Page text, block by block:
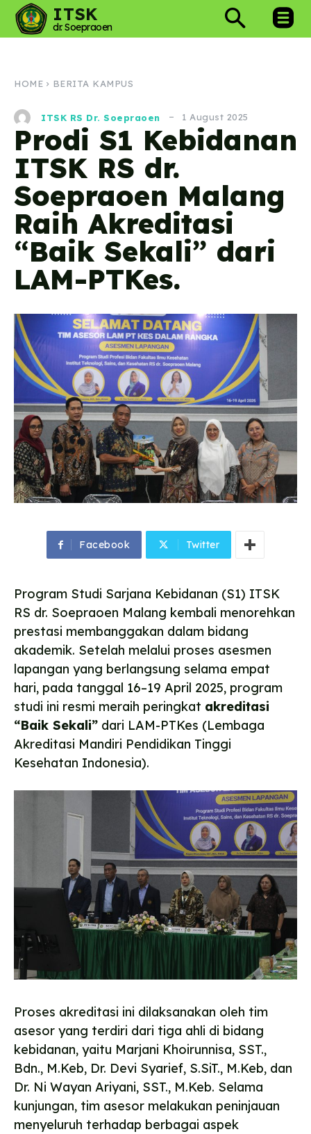
ITSK
dr. Soepraoen
HOME BERITA KAMPUS
ITSK RS Dr. Soepraoen 1 August 2025
Prodi S1 Kebidanan
ITSK RS dr.
Soepraoen Malang
Raih Akreditasi
“Baik Sekali” dari
LAM-PTKes.
Facebook Twitter
Program Studi Sarjana Kebidanan (S1) ITSK
RS dr. Soepraoen Malang kembali menorehkan
prestasi membanggakan dalam bidang
akademik. Setelah melalui proses asesmen
lapangan yang berlangsung selama empat
hari, pada tanggal 16–19 April 2025, program
studi ini resmi meraih peringkat akreditasi
“Baik Sekali” dari LAM-PTKes (Lembaga
Akreditasi Mandiri Pendidikan Tinggi
Kesehatan Indonesia).
Proses akreditasi ini dilaksanakan oleh tim
asesor yang terdiri dari tiga ahli di bidang
kebidanan, yaitu Marjani Khoirunnisa, SST.,
Bdn., M.Keb, Dr. Devi Syarief, S.SiT., M.Keb, dan
Dr. Ni Wayan Ariyani, SST., M.Keb. Selama
kunjungan, tim asesor melakukan peninjauan
menyeluruh terhadap berbagai aspek